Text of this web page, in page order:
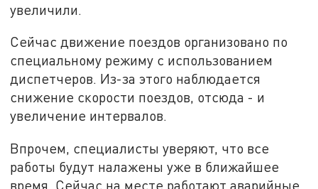
увеличили.
Сейчас движение поездов организовано по
специальному режиму с использованием
диспетчеров. Из-за этого наблюдается
снижение скорости поездов, отсюда - и
увеличение интервалов.
Впрочем, специалисты уверяют, что все
работы будут налажены уже в ближайшее
время. Сейчас на месте работают аварийные